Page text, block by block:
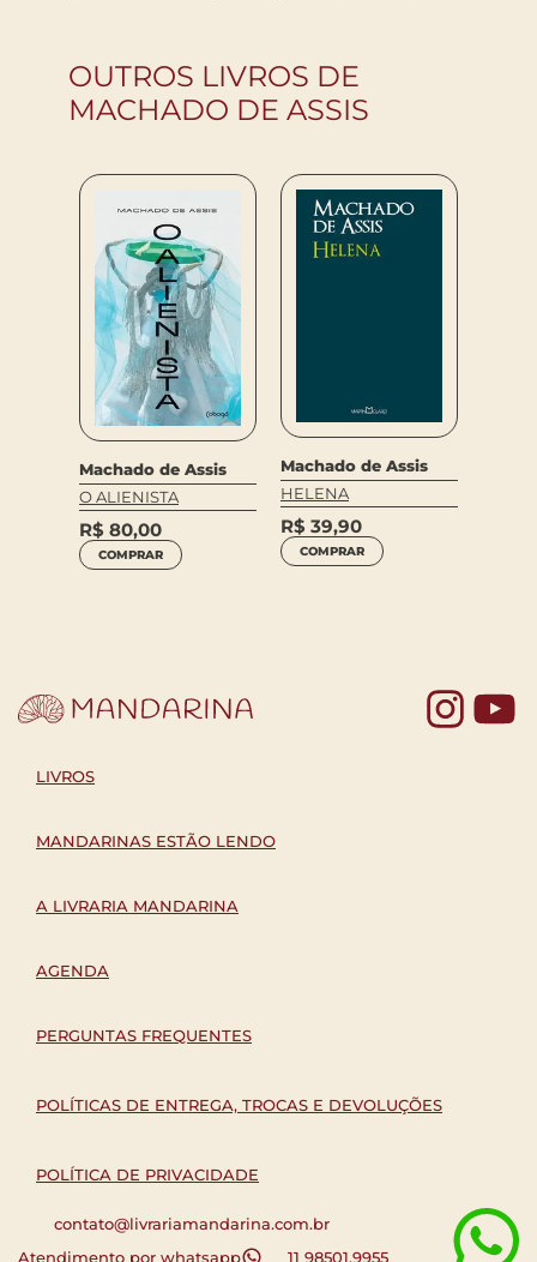
OUTROS LIVROS DE
MACHADO DE ASSIS
Machado de Assis
O ALIENISTA
R$ 80,00
COMPRAR
Machado de Assis
HELENA
R$ 39,90
COMPRAR
LIVROS
MANDARINAS ESTÃO LENDO
A LIVRARIA MANDARINA
AGENDA
PERGUNTAS FREQUENTES
POLÍTICAS DE ENTREGA, TROCAS E DEVOLUÇÕES
POLÍTICA DE PRIVACIDADE
contato@livrariamandarina.com.br
Atendimento por whatsapp
11 98501.9955